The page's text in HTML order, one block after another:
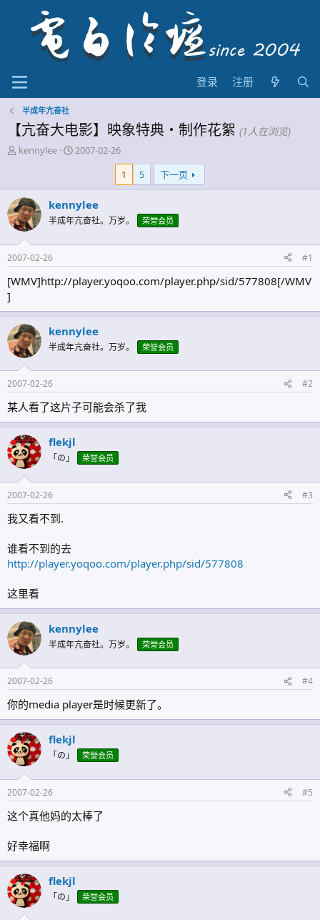
登录 注册
半成年亢奋社
【亢奋大电影】映象特典・制作花絮 (1人在浏览)
主
起
人
kennylee
开
间
2007-02-26
1
5 下一页
kennylee
半成年亢奋社。万岁。 荣誉会员
2007-02-26 #1
[WMV]http://player.yoqoo.com/player.php/sid/577808[/WMV
]
kennylee
半成年亢奋社。万岁。 荣誉会员
2007-02-26 #2
某人看了这片子可能会杀了我
flekjl
「の」 荣誉会员
2007-02-26 #3
我又看不到.
谁看不到的去
http://player.yoqoo.com/player.php/sid/577808
这里看
kennylee
半成年亢奋社。万岁。 荣誉会员
2007-02-26 #4
你的media player是时候更新了。
flekjl
「の」 荣誉会员
2007-02-26 #5
这个真他妈的太棒了
好幸福啊
flekjl
「の」 荣誉会员